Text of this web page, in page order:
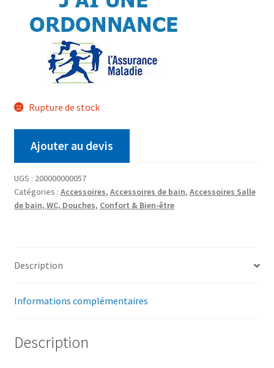
Rupture de stock
Ajouter au devis
UGS : 200000000057
Catégories : Accessoires, Accessoires de bain, Accessoires Salle
de bain, WC, Douches, Confort & Bien-être
Description
Informations complémentaires
Description